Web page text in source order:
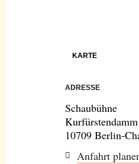
KARTE
ADRESSE
Schaubühne
10709 Berlin-
Anfahrt